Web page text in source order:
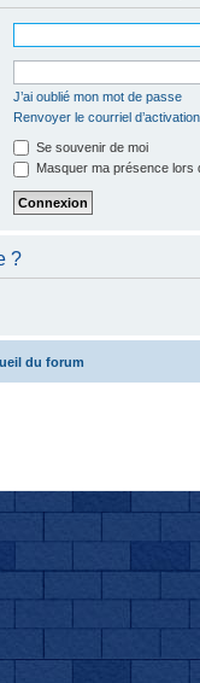
J’ai oublié mon mot de passe
Renvoyer le courriel d’activation
Se souvenir de moi
Masquer ma présence lors
?
du forum